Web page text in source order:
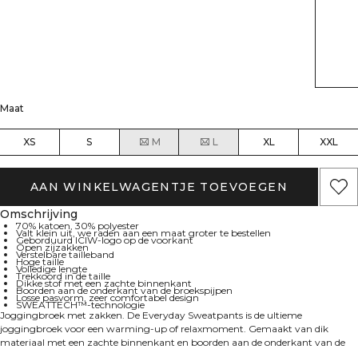
Maat
XS S M L XL XXL
AAN WINKELWAGENTJE TOEVOEGEN
Omschrijving
70% katoen, 30% polyester
Valt klein uit, we raden aan een maat groter te bestellen
Geborduurd ICIW-logo op de voorkant
Open zijzakken
Verstelbare tailleband
Hoge taille
Volledige lengte
Trekkoord in de taille
Dikke stof met een zachte binnenkant
Boorden aan de onderkant van de broekspijpen
Losse pasvorm, zeer comfortabel design
SWEATTECH™-technologie
Joggingbroek met zakken. De Everyday Sweatpants is de ultieme
joggingbroek voor een warming-up of relaxmoment. Gemaakt van dik
materiaal met een zachte binnenkant en boorden aan de onderkant van de